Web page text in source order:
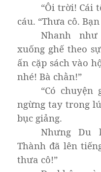
“Ôi trời! Cái
cáu. “Thưa cô.
Nhanh
xuống ghế theo
ấn cặp sách vào
nhé! Bà chằn!”
“Có chuyện
ngừng tay trong
bục giảng.
Nhưng
Thành đã lên
thưa cô!”